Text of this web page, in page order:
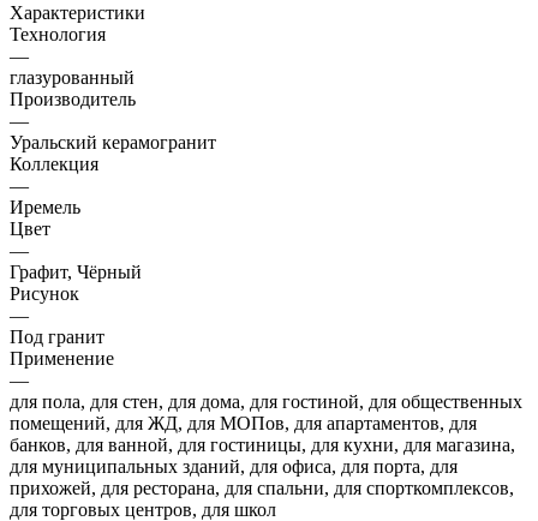
Характеристики
Технология
—
глазурованный
Производитель
—
Уральский керамогранит
Коллекция
—
Иремель
Цвет
—
Графит, Чёрный
Рисунок
—
Под гранит
Применение
—
для пола, для стен, для дома, для гостиной, для общественных
помещений, для ЖД, для МОПов, для апартаментов, для
банков, для ванной, для гостиницы, для кухни, для магазина,
для муниципальных зданий, для офиса, для порта, для
прихожей, для ресторана, для спальни, для спорткомплексов,
для торговых центров, для школ